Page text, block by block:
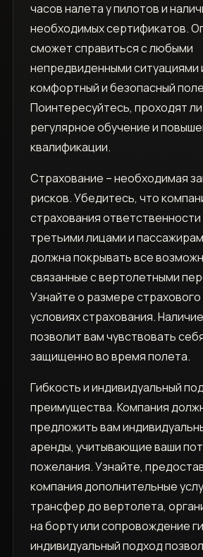
часов налета у пилотов и
необходимых сертификатов.
сможет справиться с любыми
непредвиденными ситуациями
комфортный и безопасный
Поинтересуйтесь, проходят
регулярное обучение и
квалификации.
Страхование – необходимая
рисков. Убедитесь, что
страхования
третьими лицами и
должна покрывать все
связанные с вертолетными
Узнайте о размере
условиях страхования.
позволит вам чувствовать
защищенно во время полета.
Гибкость и индивидуальный
преимущества. Компания
предложить вам
аренды, учитывающие ваши
пожелания. Узнайте,
компания дополнительные
трансфер до вертолета,
на борту или сопровождение
индивидуальный подход